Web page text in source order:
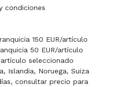
condiciones
150 EUR/artículo
50 EUR/artículo
seleccionado
Islandia, Noruega, Suiza
consultar precio para